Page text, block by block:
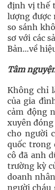
định vị thế
lượng được
so sánh
sơ với các
Bản…về
Tâm
Không chỉ
của gia
cảm động
xuyên
cho người
quốc trong
cô đã anh
trường kỳ
doanh
người cháu